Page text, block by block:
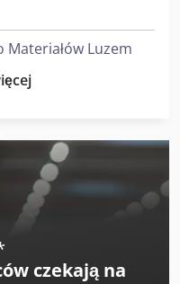
Materiałów Luzem
czekają na